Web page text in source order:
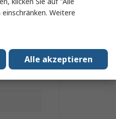
Weitere
Alle akzeptieren